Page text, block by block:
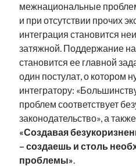
межнациональные
и при отсутствии прочих
интеграция становится
затяжной. Поддержание
становится ее главной
один постулат, о котором
интегратору:
проблем соответствует
законодательство», а
«Создавая
– создаешь и столь
проблемы».